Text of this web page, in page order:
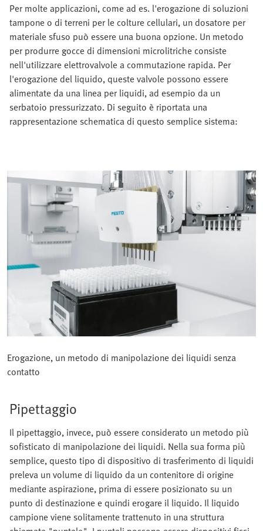
Per molte applicazioni, come ad es. l'erogazione di soluzioni
tampone o di terreni per le colture cellulari, un dosatore per
materiale sfuso può essere una buona opzione. Un metodo
per produrre gocce di dimensioni microlitriche consiste
nell'utilizzare elettrovalvole a commutazione rapida. Per
l'erogazione del liquido, queste valvole possono essere
alimentate da una linea per liquidi, ad esempio da un
serbatoio pressurizzato. Di seguito è riportata una
rappresentazione schematica di questo semplice sistema:
Erogazione, un metodo di manipolazione dei liquidi senza
contatto
Pipettaggio
Il pipettaggio, invece, può essere considerato un metodo più
sofisticato di manipolazione dei liquidi. Nella sua forma più
semplice, questo tipo di dispositivo di trasferimento di liquidi
preleva un volume di liquido da un contenitore di origine
mediante aspirazione, prima di essere posizionato su un
punto di destinazione e quindi erogare il liquido. Il liquido
campione viene solitamente trattenuto in una struttura